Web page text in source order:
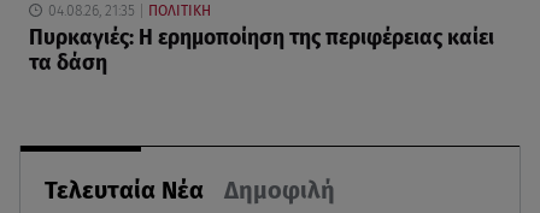
Τελευταία Νέα Δημοφιλή
04.08.26, 21:35 ΠΟΛΙΤΙΚΗ
Πυρκαγιές: Η ερημοποίηση της περιφέρειας καίει
τα δάση